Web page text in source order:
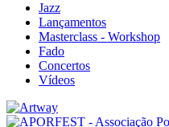
Jazz
Lançamentos
Masterclass - Workshop
Fado
Concertos
Vídeos